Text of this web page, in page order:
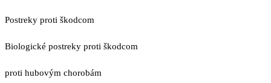
Postreky proti škodcom
Biologické postreky proti škodcom
proti hubovým chorobám